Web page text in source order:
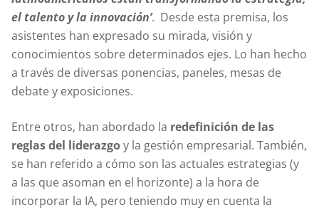
el talento y la innovación’. Desde esta premisa, los
asistentes han expresado su mirada, visión y
conocimientos sobre determinados ejes. Lo han hecho
a través de diversas ponencias, paneles, mesas de
debate y exposiciones.
Entre otros, han abordado la redefinición de las
reglas del liderazgoy la gestión empresarial. También,
se han referido a cómo son las actuales estrategias (y
a las que asoman en el horizonte) a la hora de
incorporar la IA, pero teniendo muy en cuenta la